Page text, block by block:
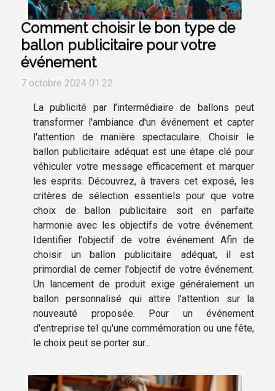
Comment choisir le bon type de
ballon publicitaire pour votre
événement
7 octobre 2024 01:22
La publicité par l’intermédiaire de ballons peut
transformer l'ambiance d'un événement et capter
l'attention de manière spectaculaire. Choisir le
ballon publicitaire adéquat est une étape clé pour
véhiculer votre message efficacement et marquer
les esprits. Découvrez, à travers cet exposé, les
critères de sélection essentiels pour que votre
choix de ballon publicitaire soit en parfaite
harmonie avec les objectifs de votre événement.
Identifier l'objectif de votre événement Afin de
choisir un ballon publicitaire adéquat, il est
primordial de cerner l'objectif de votre événement.
Un lancement de produit exige généralement un
ballon personnalisé qui attire l'attention sur la
nouveauté proposée. Pour un événement
d'entreprise tel qu'une commémoration ou une fête,
le choix peut se porter sur...